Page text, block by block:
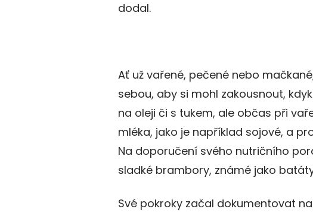
dodal.
Ať už vařené, pečené nebo
sebou, aby si mohl zakousnout,
na oleji či s tukem, ale občas při
mléka, jako je například sojové, a
Na doporučení svého nutričního
sladké brambory, známé jako
Své pokroky začal dokumentovat